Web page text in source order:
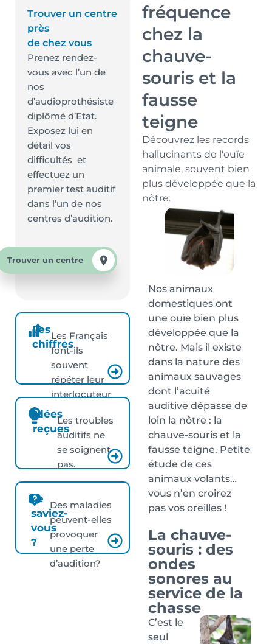
Trouver un centre
près
de chez vous
Prenez rendez-
vous avec l’un de
nos
d’audioprothésiste
diplômé d’Etat.
Exposez lui en
détail vos
difficultés et
effectuez un
premier test auditif
dans l’un de nos
centres d’audition.
Trouver un centre
Les
chiffres
Les Français
font-ils
souvent
répéter leur
interlocuteur
?
Idées
reçues
Les troubles
auditifs ne
se soignent
pas.
Le
saviez-
vous
?
Des maladies
peuvent-elles
provoquer
une perte
d’audition?
fréquence
chez la
chauve-
souris et la
fausse
teigne
Découvrez les records
hallucinants de l'ouïe
animale, souvent bien
plus développée que la
nôtre.
Nos animaux
domestiques ont
une ouïe bien plus
développée que la
nôtre. Mais il existe
dans la nature des
animaux sauvages
dont l’acuité
auditive dépasse de
loin la nôtre : la
chauve-souris et la
fausse teigne. Petite
étude de ces
animaux volants…
vous n’en croirez
pas vos oreilles !
La chauve-
souris : des
ondes
sonores au
service de la
chasse
C’est le
seul